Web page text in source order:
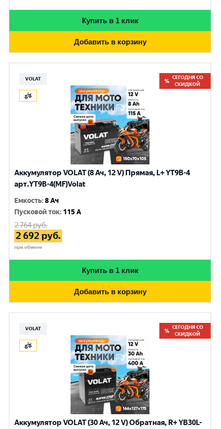
Купить в 1 клик
Добавить в корзину
VOLAT
СЕГОДНЯ СО
СКИДКОЙ
Аккумулятор VOLAT (8 Ач, 12 V) Прямая, L+ YT9B-4
арт.YT9B-4(MF)Volat
Емкость:8 Ач
Пусковой ток: 115 A
2 764руб.
2 692 руб.
при обмене
Купить в 1 клик
Добавить в корзину
VOLAT
СЕГОДНЯ СО
СКИДКОЙ
Аккумулятор VOLAT (30 Ач, 12 V) Обратная, R+ YB30L-